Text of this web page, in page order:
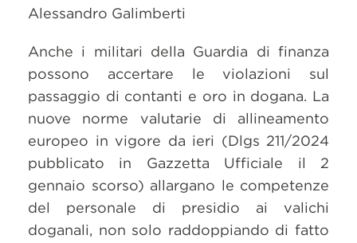
Alessandro Galimberti
Anche i militari della Guardia di finanza
possono accertare le violazioni sul
passaggio di contanti e oro in dogana. La
nuove norme valutarie di allineamento
europeo in vigore da ieri (Dlgs 211/2024
pubblicato in Gazzetta Ufficiale il 2
gennaio scorso) allargano le competenze
del personale di presidio ai valichi
doganali, non solo raddoppiando di fatto